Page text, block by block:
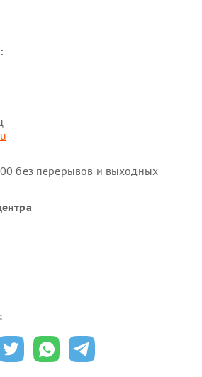
без перерывов и выходных